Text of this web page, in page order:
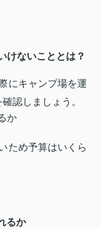
けないこととは？
にキャンプ場を運
確認しましょう。
か
ため予算はいくら
るか